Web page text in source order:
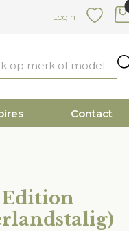
Login
Contact
Edition